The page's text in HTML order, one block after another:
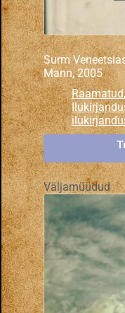
Surm
Mann, 2005
Raamatud
Väljamüüdud